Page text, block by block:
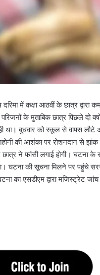
में कक्षा आठवीं के छात्र द्वारा
के मुताबिक छात्र पिछले दो
था। बुधवार को स्कूल से वापस लौटे
की आशंका पर रोशनदान से
ने फांसी लगाई होगी। घटना के
घटना की सूचना मिलने पर पहुंचे
का एसडीएम द्वारा मजिस्ट्रेट